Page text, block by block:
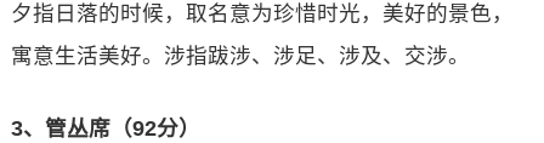
夕指日落的时候，取名意为珍惜时光，美好的景色，
寓意生活美好。涉指跋涉、涉足、涉及、交涉。
3、管丛席（92分）